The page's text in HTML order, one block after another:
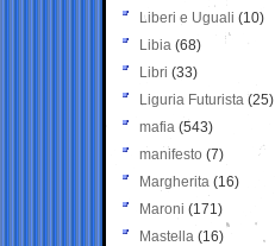
Liberi e Uguali (10)
Libia (68)
Libri (33)
Liguria Futurista (25)
mafia (543)
manifesto (7)
Margherita (16)
Maroni (171)
Mastella (16)